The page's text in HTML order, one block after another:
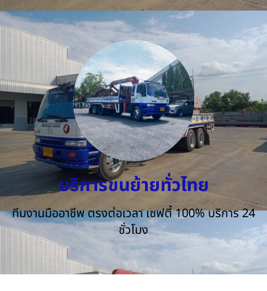
บริการขนย้ายทั่วไทย
ทีมงานมืออาชีพ ตรงต่อเวลา เซฟตี้ 100% บริการ 24
ชั่วโมง